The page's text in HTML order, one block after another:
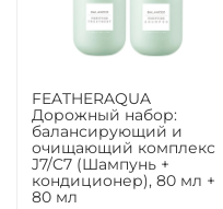
FEATHERAQUA
Дорожный набор:
балансирующий и
очищающий комплекс
J7/C7 (Шампунь +
кондиционер), 80 мл +
80 мл